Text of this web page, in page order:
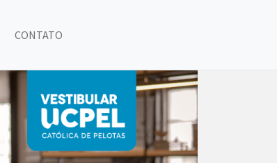
CONTATO